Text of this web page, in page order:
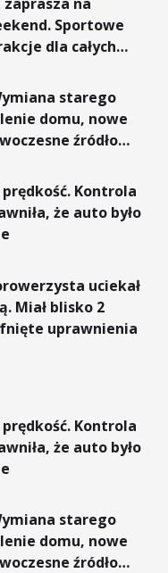
Sportowe
dla całych
starego
domu, nowe
źródło
lepszy
i... czystsze
prędkość. Kontrola
że auto było
uciekał
Miał blisko 2
uprawnienia
prędkość. Kontrola
że auto było
starego
domu, nowe
źródło